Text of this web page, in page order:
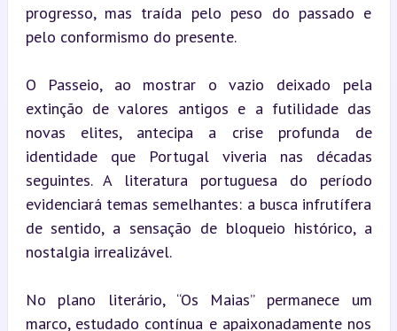
progresso, mas traída pelo peso do passado e
pelo conformismo do presente.
O Passeio, ao mostrar o vazio deixado pela
extinção de valores antigos e a futilidade das
novas elites, antecipa a crise profunda de
identidade que Portugal viveria nas décadas
seguintes. A literatura portuguesa do período
evidenciará temas semelhantes: a busca infrutífera
de sentido, a sensação de bloqueio histórico, a
nostalgia irrealizável.
No plano literário, “Os Maias” permanece um
marco, estudado contínua e apaixonadamente nos